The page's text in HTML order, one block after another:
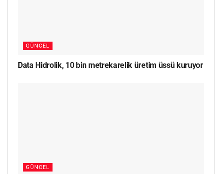
GÜNCEL
Data Hidrolik, 10 bin metrekarelik üretim üssü kuruyor
GÜNCEL